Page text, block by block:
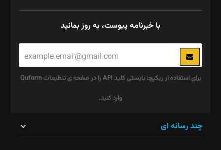
با خبرنامه پیوست، به روز بمانید
برای استفاده از ریکپچا بایستی کلید API را در صفحه ی تنظیمات Quform
وارد کنید.
چند رسانه ای